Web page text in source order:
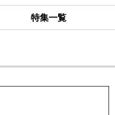
特集一覧